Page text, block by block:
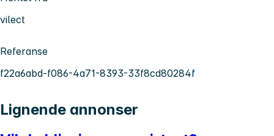
vilect
Referanse
f22a6abd-f086-4a71-8393-33f8cd80284f
Lignende annonser